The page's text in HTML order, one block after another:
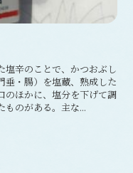
辛のことで、かつおぶし
垂・腸）を塩蔵、熟成した
のほかに、塩分を下げて調
ものがある。主な...